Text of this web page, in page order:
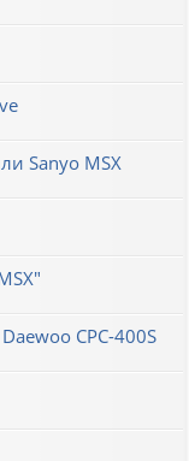
Sanyo MSX
CPC-400S